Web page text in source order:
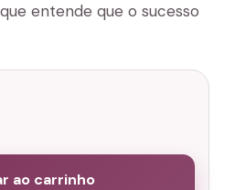
entende que o sucesso
ao carrinho